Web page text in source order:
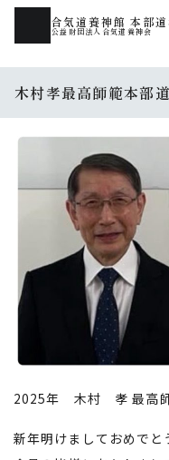
合気道養神館 本部
公益財団法人合気道養神会
木村孝最高師範本部
2025年 木村 孝 最高
新年明けましておめでと